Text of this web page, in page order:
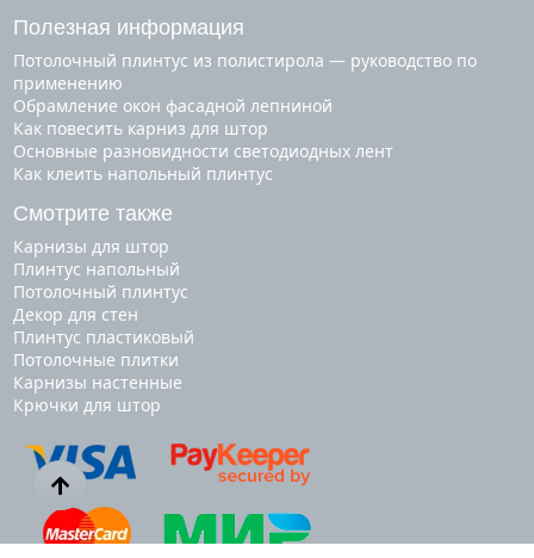
Полезная информация
Потолочный плинтус из полистирола — руководство по
применению
Обрамление окон фасадной лепниной
Как повесить карниз для штор
Основные разновидности светодиодных лент
Как клеить напольный плинтус
Смотрите также
карнизы для штор
плинтус напольный
потолочный плинтус
декор для стен
плинтус пластиковый
потолочные плитки
карнизы настенные
крючки для штор